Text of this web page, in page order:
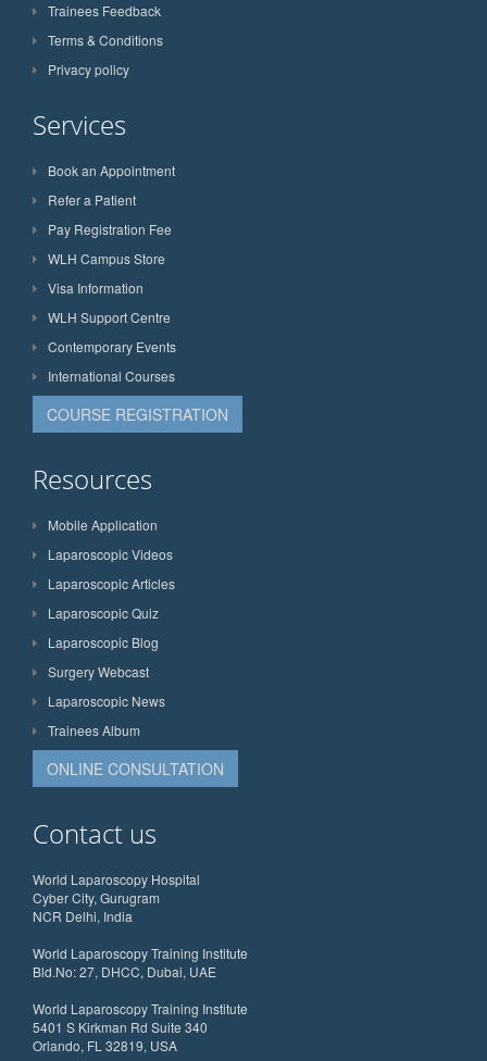
Trainees Feedback
Terms & Conditions
Privacy policy
Services
Book an Appointment
Refer a Patient
Pay Registration Fee
WLH Campus Store
Visa Information
WLH Support Centre
Contemporary Events
International Courses
COURSE REGISTRATION
Resources
Mobile Application
Laparoscopic Videos
Laparoscopic Articles
Laparoscopic Quiz
Laparoscopic Blog
Surgery Webcast
Laparoscopic News
Trainees Album
ONLINE CONSULTATION
Contact us
World Laparoscopy Hospital
Cyber City, Gurugram
NCR Delhi, India
World Laparoscopy Training Institute
Bld.No: 27, DHCC, Dubai, UAE
World Laparoscopy Training Institute
5401 S Kirkman Rd Suite 340
Orlando, FL 32819, USA